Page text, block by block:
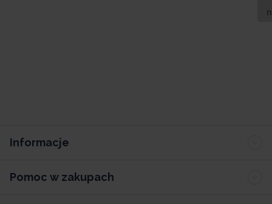
Informacje
Pomoc w zakupach